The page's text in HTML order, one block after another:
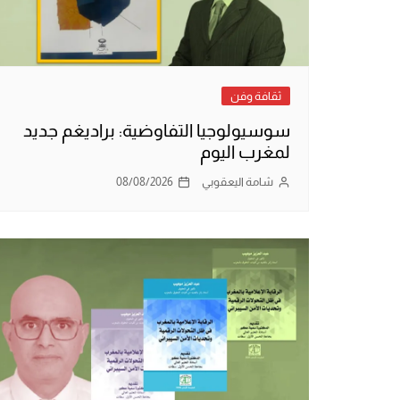
ثقافة وفن
سوسيولوجيا التفاوضية: براديغم جديد
لمغرب اليوم
شامة اليعقوبي 08/08/2026